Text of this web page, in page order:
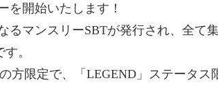
を開始いたします！
るマンスリーSBTが発行され、全て集
。
方限定で、「LEGEND」ステータス